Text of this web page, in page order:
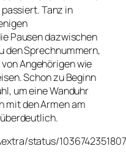
Tanz in
Pausen dazwischen
den Sprechnummern,
Angehörigen wie
Schon zu Beginn
um eine Wanduhr
mit den Armen am
status/